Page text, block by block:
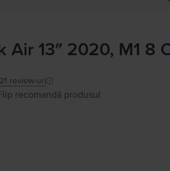
Air 13″ 2020, M1 8
review-uri
recomandă produsul